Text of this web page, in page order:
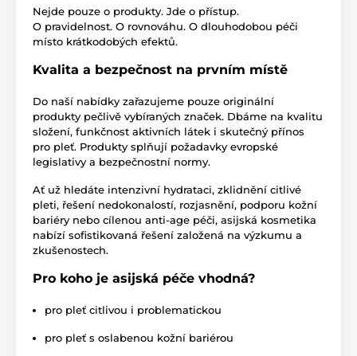
Nejde pouze o produkty. Jde o přístup.
O pravidelnost. O rovnováhu. O dlouhodobou péči
místo krátkodobých efektů.
Kvalita a bezpečnost na prvním místě
Do naší nabídky zařazujeme pouze originální
produkty pečlivě vybíraných značek. Dbáme na kvalitu
složení, funkčnost aktivních látek i skutečný přínos
pro pleť. Produkty splňují požadavky evropské
legislativy a bezpečnostní normy.
Ať už hledáte intenzivní hydrataci, zklidnění citlivé
pleti, řešení nedokonalostí, rozjasnění, podporu kožní
bariéry nebo cílenou anti-age péči, asijská kosmetika
nabízí sofistikovaná řešení založená na výzkumu a
zkušenostech.
Pro koho je asijská péče vhodná?
pro pleť citlivou i problematickou
pro pleť s oslabenou kožní bariérou